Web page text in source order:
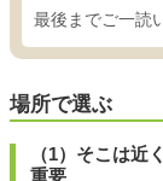
最後までご一読
場所で選ぶ
（1）そこは近
重要